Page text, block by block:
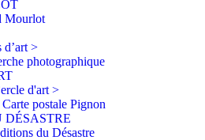
Mourlot
d’art >
photographique
d'art >
postale Pignon
DÉSASTRE
du Désastre